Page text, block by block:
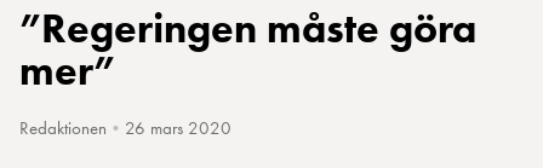
”Regeringen måste göra
mer”
Redaktionen • 26 mars 2020